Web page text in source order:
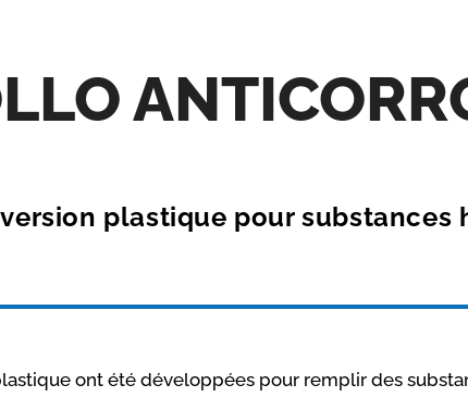
plastique pour substances
ont été développées pour remplir des